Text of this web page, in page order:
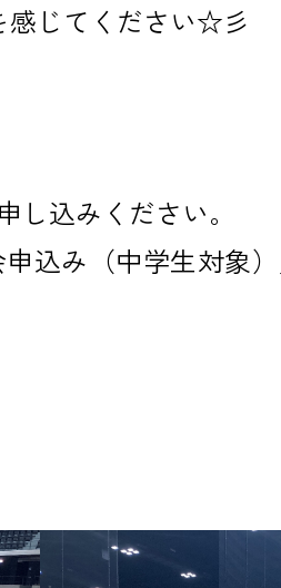
感じてください☆彡
込みください。
み（中学生対象）